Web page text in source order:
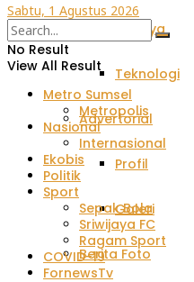
Budaya
Teknologi
Advertorial
Profil
Galeri
Berita Foto
Sabtu, 1 Agustus 2026
No Result
View All Result
Metro Sumsel
Metropolis
Nasional
Internasional
Ekobis
Politik
Sport
Sepak Bola
Sriwijaya FC
Ragam Sport
COVID-19
FornewsTv